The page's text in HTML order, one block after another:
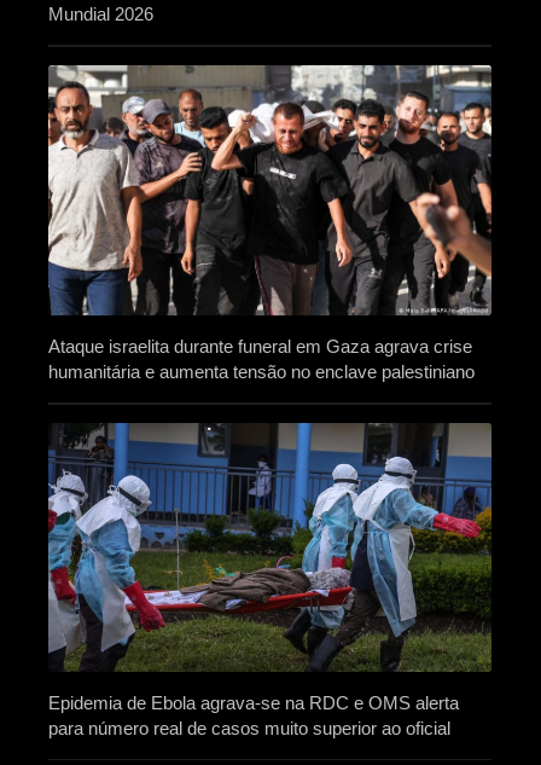
Mundial 2026
Ataque israelita durante funeral em Gaza agrava crise
humanitária e aumenta tensão no enclave palestiniano
Epidemia de Ebola agrava-se na RDC e OMS alerta
para número real de casos muito superior ao oficial